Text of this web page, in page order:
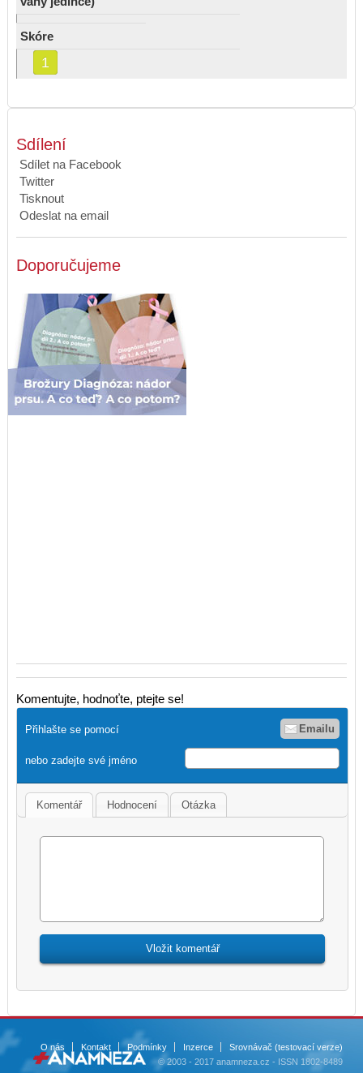
Skóre
1
Sdílení
Sdílet na Facebook
Twitter
Tisknout
Odeslat na email
Doporučujeme
Komentujte, hodnoťte, ptejte se!
Přihlašte se pomocí Emailu
nebo zadejte své jméno
Komentář Hodnocení Otázka
O nás Kontakt Podmínky Inzerce
Srovnávač (testovací verze)
© 2003 - 2017 anamneza.cz - ISSN 1802-8489